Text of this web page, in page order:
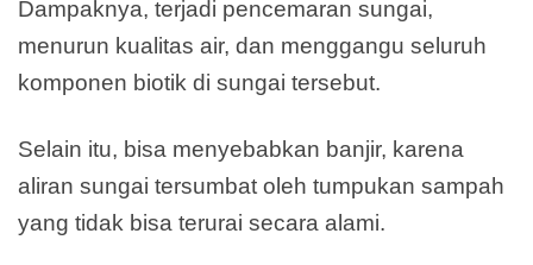
Dampaknya, terjadi pencemaran sungai,
menurun kualitas air, dan menggangu seluruh
komponen biotik di sungai tersebut.
Selain itu, bisa menyebabkan banjir, karena
aliran sungai tersumbat oleh tumpukan sampah
yang tidak bisa terurai secara alami.